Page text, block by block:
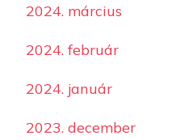
2024. március
2024. február
2024. január
2023. december